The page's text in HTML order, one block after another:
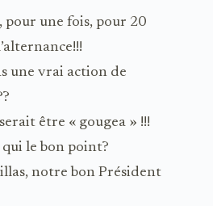
pour une fois, pour 20
une vrai action de
être « gougea » !!!
le bon point?
notre bon Président